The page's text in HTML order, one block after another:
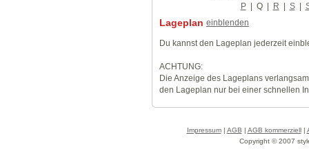
P | Q | R | S |
Lageplan einblenden
Du kannst den Lageplan jederzeit
ACHTUNG:
Die Anzeige des Lageplans
den Lageplan nur bei einer schnellen
Impressum| AGB | AGB kommerziell|
Copyright © 2007